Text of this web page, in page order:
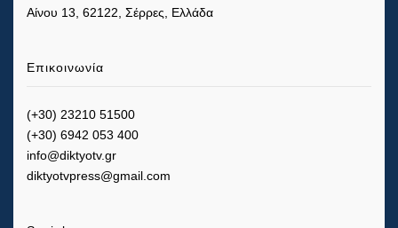
Αίνου 13, 62122, Σέρρες, Ελλάδα
Επικοινωνία
(+30) 23210 51500
(+30) 6942 053 400
info@diktyotv.gr
diktyotvpress@gmail.com